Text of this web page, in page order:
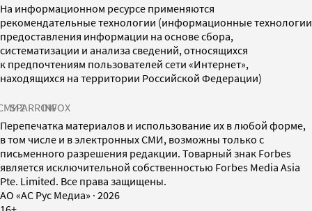
На информационном ресурсе применяются
рекомендательные технологии (информационные технологии
предоставления информации на основе сбора,
систематизации и анализа сведений, относящихся
к предпочтениям пользователей сети «Интернет»,
находящихся на территории Российской Федерации)
SPARROWINFOX
Перепечатка материалов и использование их в любой форме,
в том числе и в электронных СМИ, возможны только с
письменного разрешения редакции. Товарный знак Forbes
является исключительной собственностью Forbes Media Asia
Pte. Limited. Все права защищены.
AO «АС Рус Медиа» · 2026